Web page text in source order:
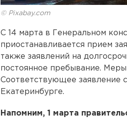
© Pixabay.com
С 14 марта в Генеральном
приостанавливается прием
также заявлений на
постоянное пребывание.
Соответствующее заявление
Екатеринбурге.
Напомним, 1 марта